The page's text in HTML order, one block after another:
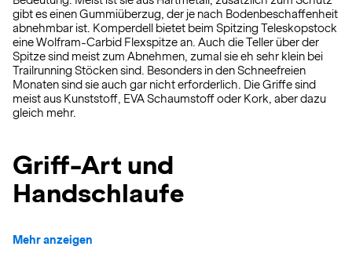
gibt es einen Gummiüberzug, der je nach Bodenbeschaffenheit
abnehmbar ist. Komperdell bietet beim Spitzing Teleskopstock
eine Wolfram-Carbid Flexspitze an. Auch die Teller über der
Spitze sind meist zum Abnehmen, zumal sie eh sehr klein bei
Trailrunning Stöcken sind. Besonders in den Schneefreien
Monaten sind sie auch gar nicht erforderlich. Die Griffe sind
meist aus Kunststoff, EVA Schaumstoff oder Kork, aber dazu
gleich mehr.
Griff-Art und
Handschlaufe
Mehr anzeigen